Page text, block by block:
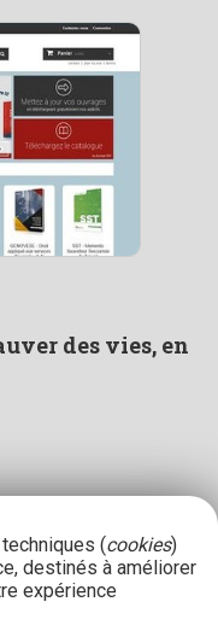
des vies, en
(cookies)
destinés à améliorer
expérience